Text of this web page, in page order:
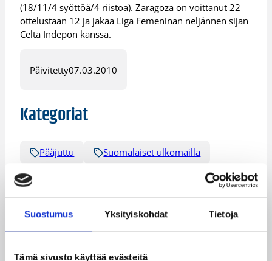
Suostumus Yksityiskohdat Tietoja
Tämä sivusto käyttää evästeitä
(18/11/4 syöttöä/4 riistoa). Zaragoza on voittanut 22
ottelustaan 12 ja jakaa Liga Femeninan neljännen sijan
Celta Indepon kanssa.
Päivitetty07.03.2010
Kategoriat
Pääjuttu Suomalaiset ulkomailla
Katso myös